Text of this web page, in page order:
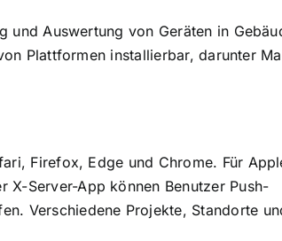
und Auswertung von Geräten in
Plattformen installierbar, darunter
Firefox, Edge und Chrome. Für
Server-App können Benutzer Push-
Verschiedene Projekte, Standorte